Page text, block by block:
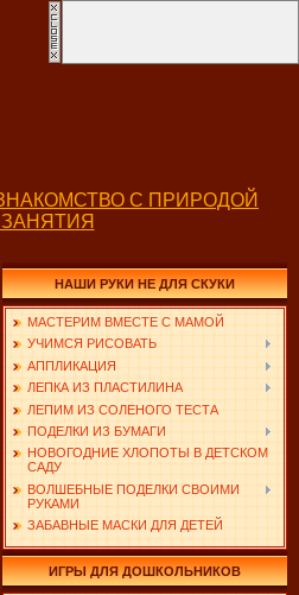
С ПРИРОДОЙ
НАШИ РУКИ НЕ ДЛЯ СКУКИ
МАСТЕРИМ ВМЕСТЕ С МАМОЙ
УЧИМСЯ РИСОВАТЬ
АППЛИКАЦИЯ
ЛЕПКА ИЗ ПЛАСТИЛИНА
ЛЕПИМ ИЗ СОЛЕНОГО ТЕСТА
ПОДЕЛКИ ИЗ БУМАГИ
НОВОГОДНИЕ ХЛОПОТЫ В ДЕТСКОМ
САДУ
ВОЛШЕБНЫЕ ПОДЕЛКИ СВОИМИ
РУКАМИ
ЗАБАВНЫЕ МАСКИ ДЛЯ ДЕТЕЙ
ИГРЫ ДЛЯ ДОШКОЛЬНИКОВ